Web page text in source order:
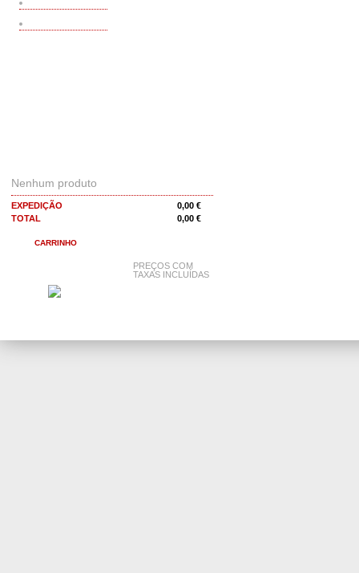
Nenhum produto
EXPEDIÇÃO
0,00 €
TOTAL
0,00 €
CARRINHO
PREÇOS COM
TAXAS INCLUÍDAS